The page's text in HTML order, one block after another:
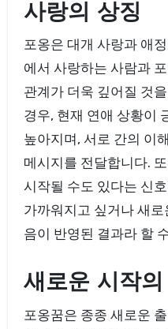
사랑의 상징
포옹은 대개 사랑과 애
에서 사랑하는 사람과
관계가 더욱 깊어질 것
경우, 현재 연애 상황이
높아지며, 서로 간의 이
메시지를 전달합니다.
시작될 수도 있다는 신
가까워지고 싶거나 새
음이 반영된 결과라 할
새로운 시작의
포옹꿈은 종종 새로운